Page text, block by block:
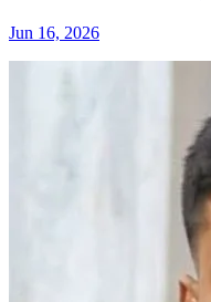
Jun 16, 2026